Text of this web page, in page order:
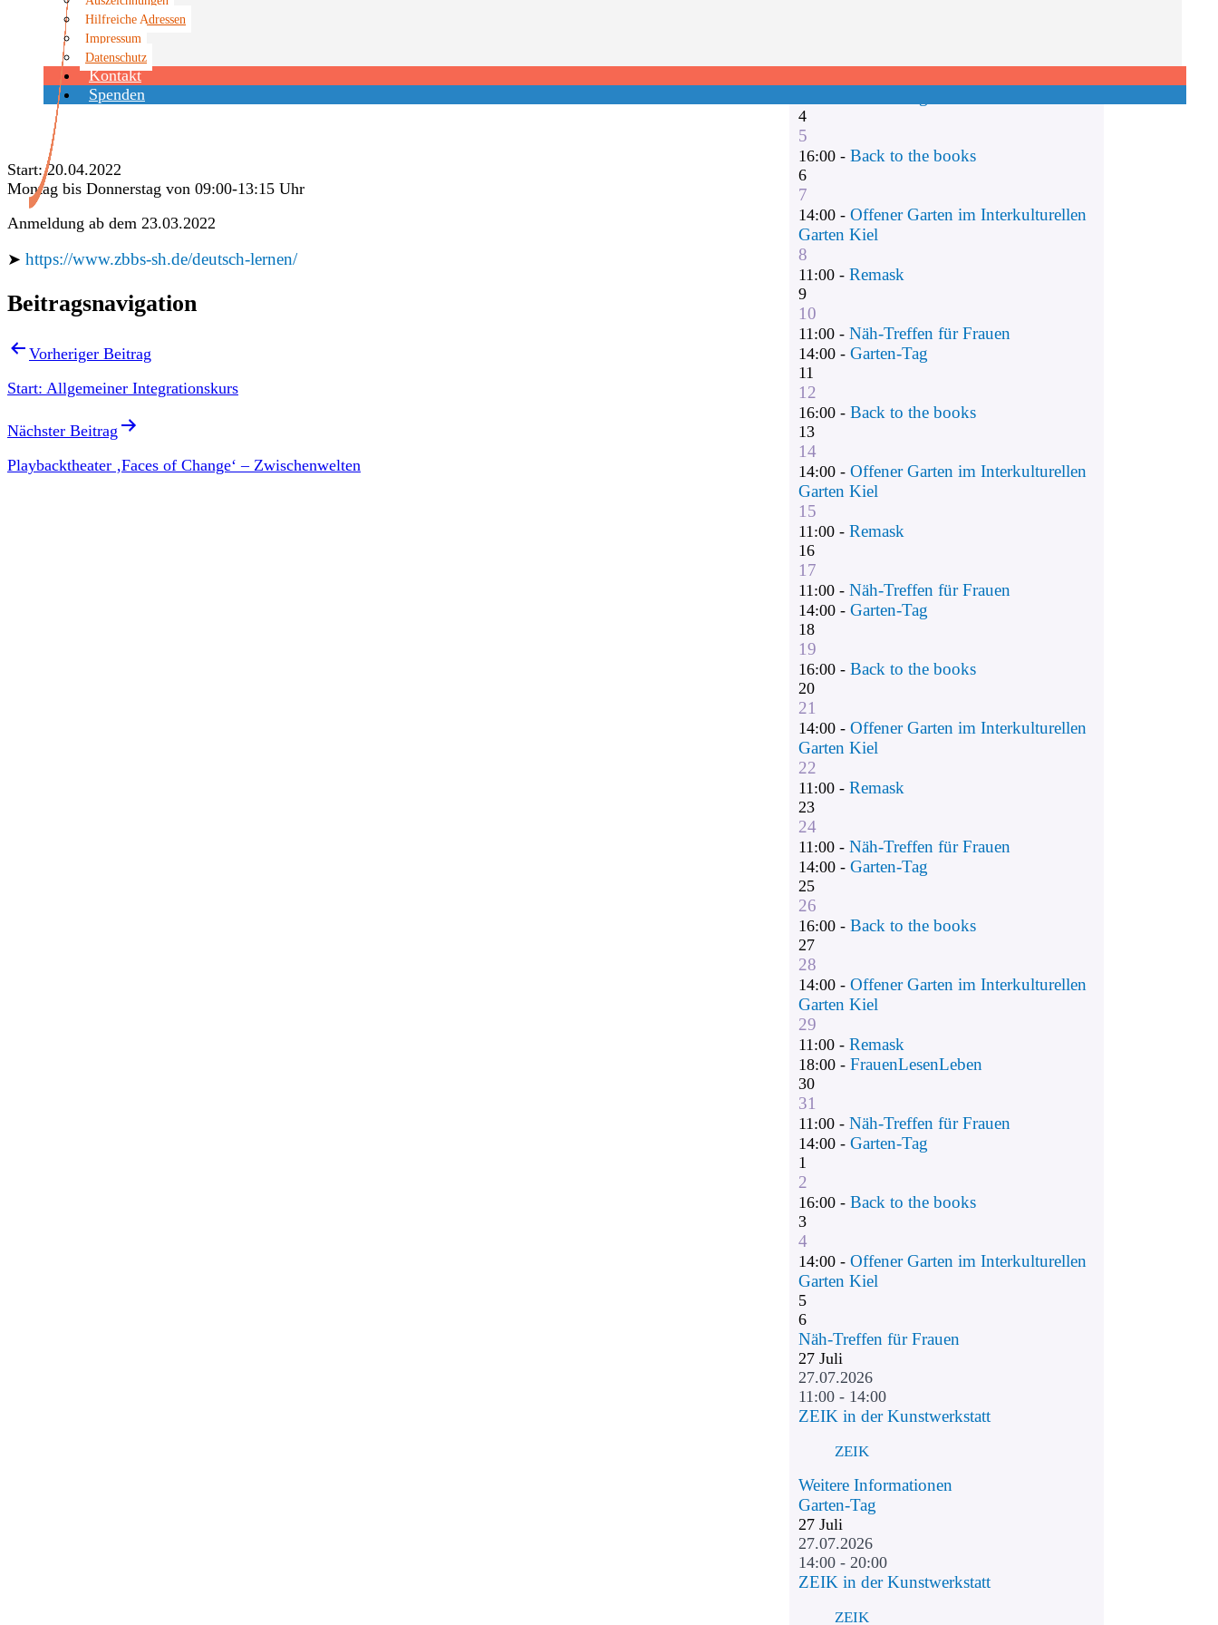
Hilfreiche Adressen
Impressum
Datenschutz
Kontakt
Spenden
Veranstaltungen
Start: 20.04.2022
Montag bis Donnerstag von 09:00-13:15 Uhr
Anmeldung ab dem 23.03.2022
➤ https://www.zbbs-sh.de/deutsch-lernen/
Beitragsnavigation
Vorheriger Beitrag
Start: Allgemeiner Integrationskurs
Nächster Beitrag
Playbacktheater ‚Faces of Change‘ – Zwischenwelten
4
5
16:00 -Back to the books
6
7
14:00 -Offener Garten im Interkulturellen
Garten Kiel
8
11:00 -Remask
9
10
11:00 -Näh-Treffen für Frauen
14:00 -Garten-Tag
11
12
16:00 -Back to the books
13
14
14:00 -Offener Garten im Interkulturellen
Garten Kiel
15
11:00 -Remask
16
17
11:00 -Näh-Treffen für Frauen
14:00 -Garten-Tag
18
19
16:00 -Back to the books
20
21
14:00 -Offener Garten im Interkulturellen
Garten Kiel
22
11:00 -Remask
23
24
11:00 -Näh-Treffen für Frauen
14:00 -Garten-Tag
25
26
16:00 -Back to the books
27
28
14:00 -Offener Garten im Interkulturellen
Garten Kiel
29
11:00 -Remask
18:00 -FrauenLesenLeben
30
31
11:00 -Näh-Treffen für Frauen
14:00 -Garten-Tag
1
2
16:00 -Back to the books
3
4
14:00 -Offener Garten im Interkulturellen
Garten Kiel
5
6
Näh-Treffen für Frauen
27 Juli
27.07.2026
11:00 - 14:00
ZEIK in der Kunstwerkstatt
ZEIK
Weitere Informationen
Garten-Tag
27 Juli
27.07.2026
14:00 - 20:00
ZEIK in der Kunstwerkstatt
ZEIK